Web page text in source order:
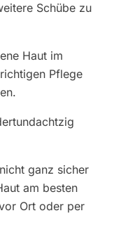
Schübe zu
Haut im
Pflege
ganz sicher
am besten
Ort oder per